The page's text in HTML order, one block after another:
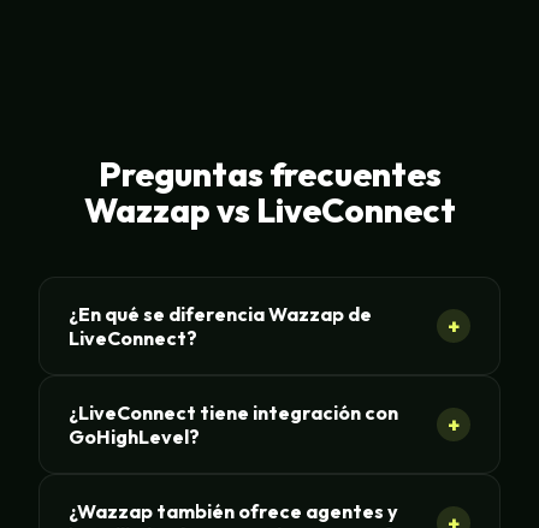
Preguntas frecuentes
Wazzap vs LiveConnect
¿En qué se diferencia Wazzap de
LiveConnect?
+
¿LiveConnect tiene integración con
GoHighLevel?
+
¿Wazzap también ofrece agentes y